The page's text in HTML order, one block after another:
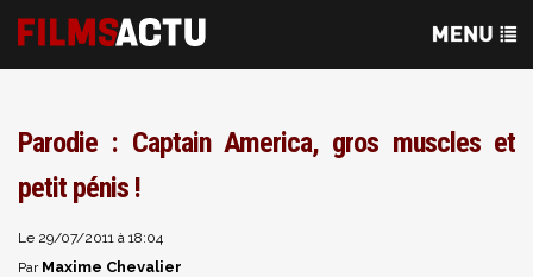
Parodie : Captain America, gros muscles et
petit pénis !
Le 29/07/2011 à 18:04
Par Maxime Chevalier